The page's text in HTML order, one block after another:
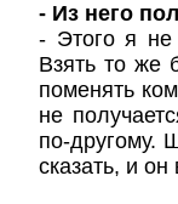
- Из него
- Этого я не
Взять то же
поменять
не
по-другому.
сказать, и он